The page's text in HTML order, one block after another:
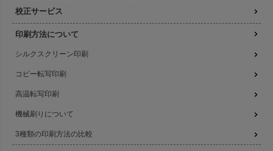
校正サービス
印刷方法について
シルクスクリーン印刷
コピー転写印刷
高温転写印刷
機械刷りについて
3種類の印刷方法の比較